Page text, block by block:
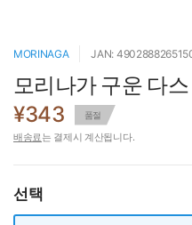
MORINAGA JAN:
모리나가 구운 다
¥343
품절
배송료는 결제시 계산됩니다.
선택